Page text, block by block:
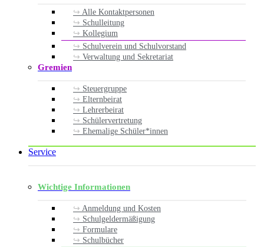
Alle Kontaktpersonen
Schulleitung
Kollegium
Schulverein und Schulvorstand
Verwaltung und Sekretariat
Gremien
Steuergruppe
Elternbeirat
Lehrerbeirat
Schülervertretung
Ehemalige Schüler*innen
Service
Wichtige Informationen
Anmeldung und Kosten
Schulgeldermäßigung
Formulare
Schulbücher